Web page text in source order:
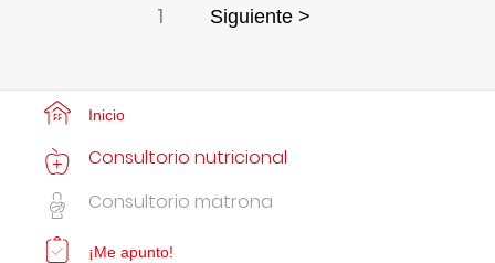
1 Siguiente >
Inicio
Consultorio nutricional
Consultorio matrona
¡Me apunto!